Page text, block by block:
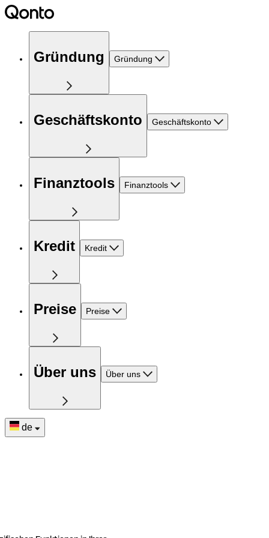
Gründung Gründung
Geschäftskonto Geschäftskonto
Finanztools Finanztools
Kredit Kredit
Preise Preise
Über uns Über uns
de